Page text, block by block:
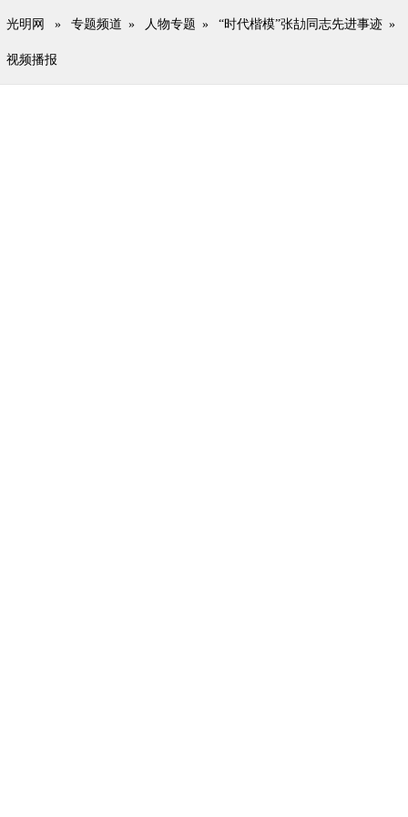
光明网 » 专题频道 » 人物专题 » “时代楷模”张劼同志先进事迹 »
视频播报